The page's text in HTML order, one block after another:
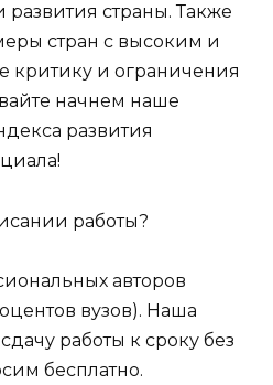
страны. Также
стран с высоким и
критику и ограничения
начнем наше
развития
работы?
авторов
вузов). Наша
работы к сроку без
бесплатно.